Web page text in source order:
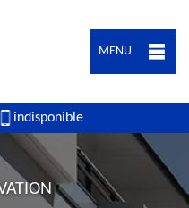
MENU
indisponible